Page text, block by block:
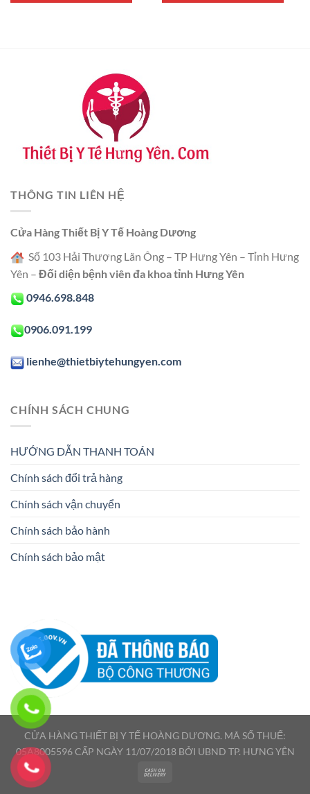
THÔNG TIN LIÊN HỆ
Cửa Hàng Thiết Bị Y Tế Hoàng Dương
Số 103 Hải Thượng Lãn Ông – TP Hưng Yên – Tỉnh Hưng
Yên – Đối diện bệnh viên đa khoa tỉnh Hưng Yên
0946.698.848
0906.091.199
lienhe@thietbiytehungyen.com
CHÍNH SÁCH CHUNG
HƯỚNG DẪN THANH TOÁN
Chính sách đổi trả hàng
Chính sách vận chuyển
Chính sách bảo hành
Chính sách bảo mật
CỬA HÀNG THIẾT BỊ Y TẾ HOÀNG DƯƠNG. MÃ SỐ THUẾ:
05A8005596 CẤP NGÀY 11/07/2018 BỞI UBND TP. HƯNG YÊN